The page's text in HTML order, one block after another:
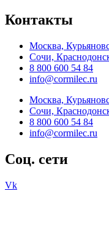
Контакты
Москва,
Сочи,
8 800 600 54 84
info@cormilec.ru
Москва,
Сочи,
8 800 600 54 84
info@cormilec.ru
Соц. сети
Vk